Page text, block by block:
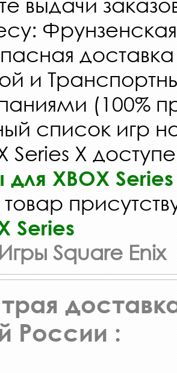
и
(100%
список игр
Series X
для XBOX
товар
Series
Square Enix
России :